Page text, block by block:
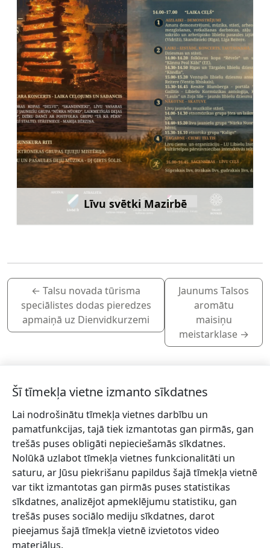
Līvu svētki Mazirbē
Uzzināt vairāk
← Talsu novada tūrisma
speciālistes dodas pieredzes
apmaiņā uz Dienvidkurzemi
Jaunums Talsos
aromātu
maisiņu
meistarklase →
Piesakies jaunumiem!
Pieraksties jaunumiem e-pastā un nepalaid garām
jaunākās aktualitātes.
Vēlos saņemt jaunumus uz norādīto e-pasta adresi.
Šī tīmekļa vietne izmanto sīkdatnes
Lai nodrošinātu tīmekļa vietnes darbību un
pamatfunkcijas, tajā tiek izmantotas gan pirmās, gan
trešās puses obligāti nepieciešamās sīkdatnes.
Nolūkā uzlabot tīmekļa vietnes funkcionalitāti un
saturu, ar Jūsu piekrišanu papildus šajā tīmekļa vietnē
var tikt izmantotas gan pirmās puses statistikas
sīkdatnes, analizējot apmeklējumu statistiku, gan
trešās puses sociālo mediju sīkdatnes, darot
pieejamus šajā tīmekļa vietnē izvietotos video
materiālus.